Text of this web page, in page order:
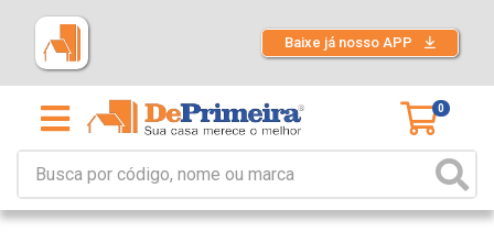
Baixe já nosso APP
0